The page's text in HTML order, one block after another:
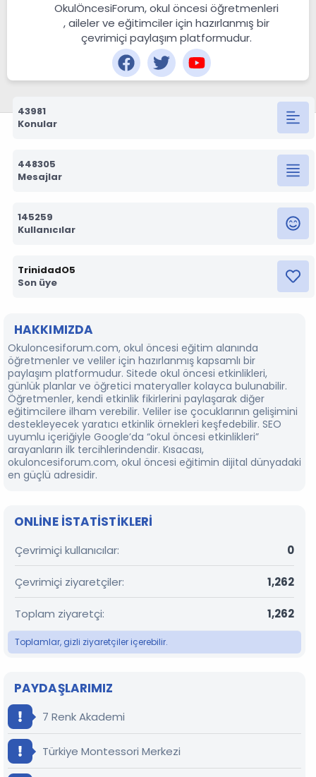
OkulÖncesiForum, okul öncesi öğretmenleri
, aileler ve eğitimciler için hazırlanmış bir
çevrimiçi paylaşım platformudur.
43981
Konular
448305
Mesajlar
145259
Kullanıcılar
TrinidadO5
Son üye
HAKKIMIZDA
Okuloncesiforum.com, okul öncesi eğitim alanında
öğretmenler ve veliler için hazırlanmış kapsamlı bir
paylaşım platformudur. Sitede okul öncesi etkinlikleri,
günlük planlar ve öğretici materyaller kolayca bulunabilir.
Öğretmenler, kendi etkinlik fikirlerini paylaşarak diğer
eğitimcilere ilham verebilir. Veliler ise çocuklarının gelişimini
destekleyecek yaratıcı etkinlik örnekleri keşfedebilir. SEO
uyumlu içeriğiyle Google’da “okul öncesi etkinlikleri”
arayanların ilk tercihlerindendir. Kısacası,
okuloncesiforum.com, okul öncesi eğitimin dijital dünyadaki
en güçlü adresidir.
ONLINE ISTATISTIKLERI
Çevrimiçi kullanıcılar 0
Çevrimiçi ziyaretçiler 1,262
Toplam ziyaretçi 1,262
Toplamlar, gizli ziyaretçiler içerebilir.
PAYDAŞLARIMIZ
7 Renk Akademi
Türkiye Montessori Merkezi